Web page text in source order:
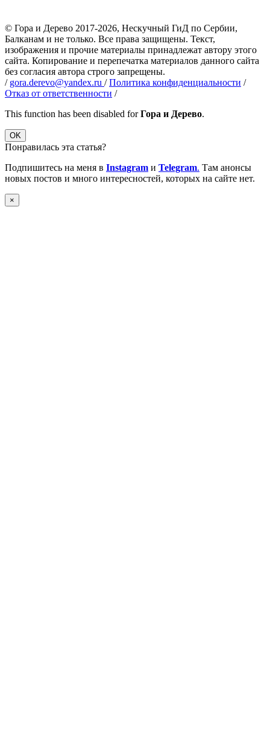
© Гора и Дерево 2017-2026, Нескучный ГиД по Сербии,
Балканам и не только. Все права защищены. Текст,
изображения и прочие материалы принадлежат автору этого
сайта. Копирование и перепечатка материалов данного сайта
без согласия автора строго запрещены.
/ gora.derevo@yandex.ru / Политика конфиденциальности /
Отказ от ответственности /
This function has been disabled forГора и Дерево.
OK
Понравилась эта статья?
Подпишитесь на меня в Instagram и Telegram. Там анонсы
новых постов и много интересностей, которых на сайте нет.
×